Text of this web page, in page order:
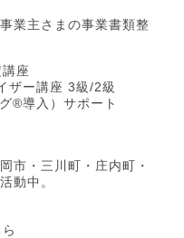
業主さまの事業書類整
座
ザー講座 3級/2級
®導入）サポート
市・三川町・庄内町・
動中。